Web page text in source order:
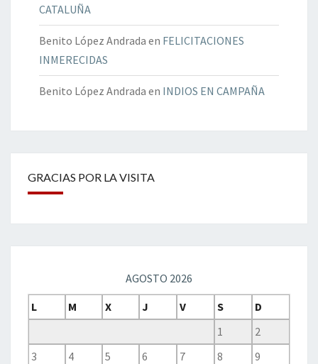
CATALUÑA
Benito López Andrada en FELICITACIONES
INMERECIDAS
Benito López Andrada en INDIOS EN CAMPAÑA
GRACIAS POR LA VISITA
AGOSTO 2026
L
M X J V S
D
1
2
3
4 5 6 7 8
9